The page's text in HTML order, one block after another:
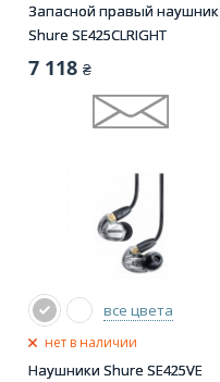
Запасной правый наушник
Shure SE425CLRIGHT
7 118 ₴
все цвета
нет в наличии
Наушники Shure SE425VE